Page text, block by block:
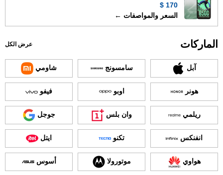
170 $
السعر والمواصفات ←
الماركات عرض الكل
آبل سامسونج شاومي
هونر اوبو فيفو
ريلمي وان بلس جوجل
انفنكس تكنو ايتل
هواوي موتورولا أسوس